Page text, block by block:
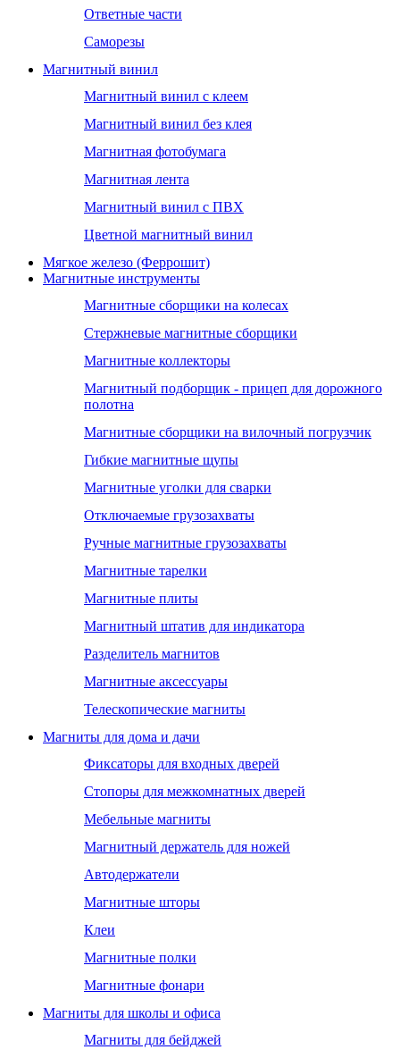
Ответные части
Саморезы
Магнитный винил
Магнитный винил с клеем
Магнитный винил без клея
Магнитная фотобумага
Магнитная лента
Магнитный винил с ПВХ
Цветной магнитный винил
Мягкое железо (Феррошит)
Магнитные инструменты
Магнитные сборщики на колесах
Стержневые магнитные сборщики
Магнитные коллекторы
Магнитный подборщик - прицеп для дорожного
полотна
Магнитные сборщики на вилочный погрузчик
Гибкие магнитные щупы
Магнитные уголки для сварки
Отключаемые грузозахваты
Ручные магнитные грузозахваты
Магнитные тарелки
Магнитные плиты
Магнитный штатив для индикатора
Разделитель магнитов
Магнитные аксессуары
Телескопические магниты
Магниты для дома и дачи
Фиксаторы для входных дверей
Стопоры для межкомнатных дверей
Мебельные магниты
Магнитный держатель для ножей
Автодержатели
Магнитные шторы
Клеи
Магнитные полки
Магнитные фонари
Магниты для школы и офиса
Магниты для бейджей